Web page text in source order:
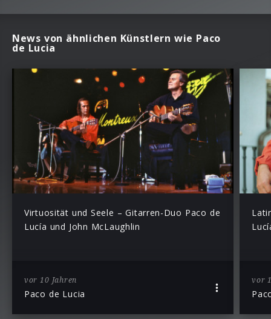
News von ähnlichen Künstlern wie Paco
de Lucia
Virtuosität und Seele – Gitarren-Duo Paco de
Lucía und John McLaughlin
vor 10 Jahren
Paco de Lucia
vor